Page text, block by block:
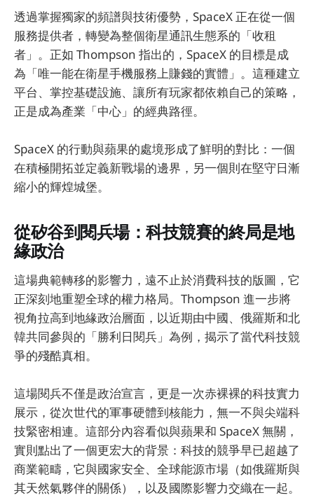
透過掌握獨家的頻譜與技術優勢，SpaceX 正在從一個
服務提供者，轉變為整個衛星通訊生態系的「收租
者」。正如 Thompson 指出的，SpaceX 的目標是成
為「唯一能在衛星手機服務上賺錢的實體」。這種建立
平台、掌控基礎設施、讓所有玩家都依賴自己的策略，
正是成為產業「中心」的經典路徑。
SpaceX 的行動與蘋果的處境形成了鮮明的對比：一個
在積極開拓並定義新戰場的邊界，另一個則在堅守日漸
縮小的輝煌城堡。
從矽谷到閱兵場：科技競賽的終局是地
緣政治
這場典範轉移的影響力，遠不止於消費科技的版圖，它
正深刻地重塑全球的權力格局。Thompson 進一步將
視角拉高到地緣政治層面，以近期由中國、俄羅斯和北
韓共同參與的「勝利日閱兵」為例，揭示了當代科技競
爭的殘酷真相。
這場閱兵不僅是政治宣言，更是一次赤裸裸的科技實力
展示，從次世代的軍事硬體到核能力，無一不與尖端科
技緊密相連。這部分內容看似與蘋果和 SpaceX 無關，
實則點出了一個更宏大的背景：科技的競爭早已超越了
商業範疇，它與國家安全、全球能源市場（如俄羅斯與
其天然氣夥伴的關係），以及國際影響力交織在一起。